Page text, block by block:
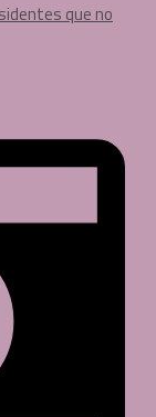
que no